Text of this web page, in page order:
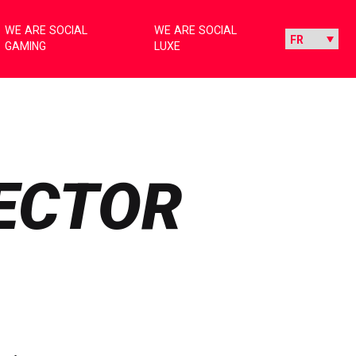
WE ARE SOCIAL
GAMING
WE ARE SOCIAL
LUXE